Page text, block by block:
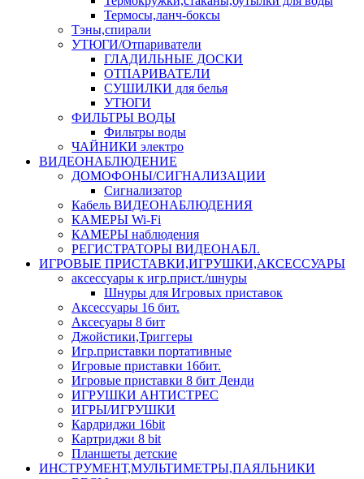
Термосы,ланч-боксы
Тэны,спирали
УТЮГИ/Отпариватели
ГЛАДИЛЬНЫЕ ДОСКИ
ОТПАРИВАТЕЛИ
СУШИЛКИ для белья
УТЮГИ
ФИЛЬТРЫ ВОДЫ
Фильтры воды
ЧАЙНИКИ электро
ВИДЕОНАБЛЮДЕНИЕ
ДОМОФОНЫ/СИГНАЛИЗАЦИИ
Сигнализатор
Кабель ВИДЕОНАБЛЮДЕНИЯ
КАМЕРЫ Wi-Fi
КАМЕРЫ наблюдения
РЕГИСТРАТОРЫ ВИДЕОНАБЛ.
ИГРОВЫЕ ПРИСТАВКИ,ИГРУШКИ,АКСЕССУАРЫ
аксесcуары к игр.прист./шнуры
Шнуры для Игровых приставок
Аксессуары 16 бит.
Аксесуары 8 бит
Джойстики,Триггеры
Игр.приставки портативные
Игровые приставки 16бит.
Игровые приставки 8 бит Денди
ИГРУШКИ АНТИСТРЕС
ИГРЫ/ИГРУШКИ
Кардриджи 16bit
Картриджи 8 bit
Планшеты детские
ИНСТРУМЕНТ,МУЛЬТИМЕТРЫ,ПАЯЛЬНИКИ